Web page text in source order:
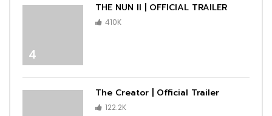
4
THE NUN II | OFFICIAL TRAILER
410K
The Creator | Official Trailer
122.2K